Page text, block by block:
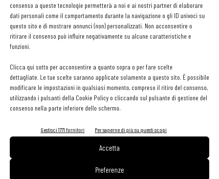
consenso a queste tecnologie permetterà a noi e ai nostri partner di elaborare
dati personali come il comportamento durante la navigazione o gli ID univoci su
questo sito e di mostrare annunci (non) personalizzati. Non acconsentire o
ritirare il consenso può influire negativamente su alcune caratteristiche e
funzioni.
Clicca qui sotto per acconsentire a quanto sopra o per fare scelte
dettagliate. Le tue scelte saranno applicate solamente a questo sito. È possibile
modificare le impostazioni in qualsiasi momento, compreso il ritiro del consenso,
utilizzando i pulsanti della Cookie Policy o cliccando sul pulsante di gestione del
consenso nella parte inferiore dello schermo.
Gestisci 1771 fornitori Per saperne di più su questi scopi
Accetta
Preferenze
Smoke’n Fire Bbq, la squadra che ha vinto l’Italian Barbecue
Chanpiomship il 12 giugno a Perugia.
Dopo aver trascorso l’intera notte del sabato a controllare le lunghe
preparazioni messe in cottura dal pomeriggio negli smoker, alle 11
di domenica 3 luglio i concorrenti hanno iniziato a presentare alla